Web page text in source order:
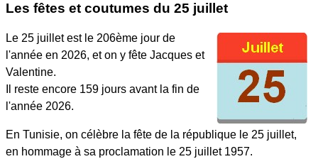
Les fêtes et coutumes du 25 juillet
Le 25 juillet est le 206ème jour de
l'année en 2026, et on y fête Jacques et
Valentine.
Il reste encore 159 jours avant la fin de
l'année 2026.
En Tunisie, on célèbre la fête de la république le 25 juillet,
en hommage à sa proclamation le 25 juillet 1957.